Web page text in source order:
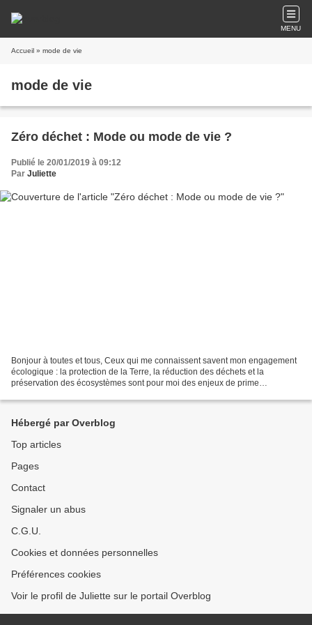
MENU
Accueil » mode de vie
mode de vie
Zéro déchet : Mode ou mode de vie ?
Publié le 20/01/2019 à 09:12
Par Juliette
Bonjour à toutes et tous, Ceux qui me connaissent savent mon engagement
écologique : la protection de la Terre, la réduction des déchets et la
préservation des écosystèmes sont pour moi des enjeux de prime
Hébergé par Overblog
Top articles
Pages
Contact
Signaler un abus
C.G.U.
Cookies et données personnelles
Préférences cookies
Voir le profil de Juliette sur le portail Overblog